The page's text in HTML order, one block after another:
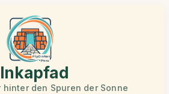
Inkapfad
hinter den Spuren der Sonne